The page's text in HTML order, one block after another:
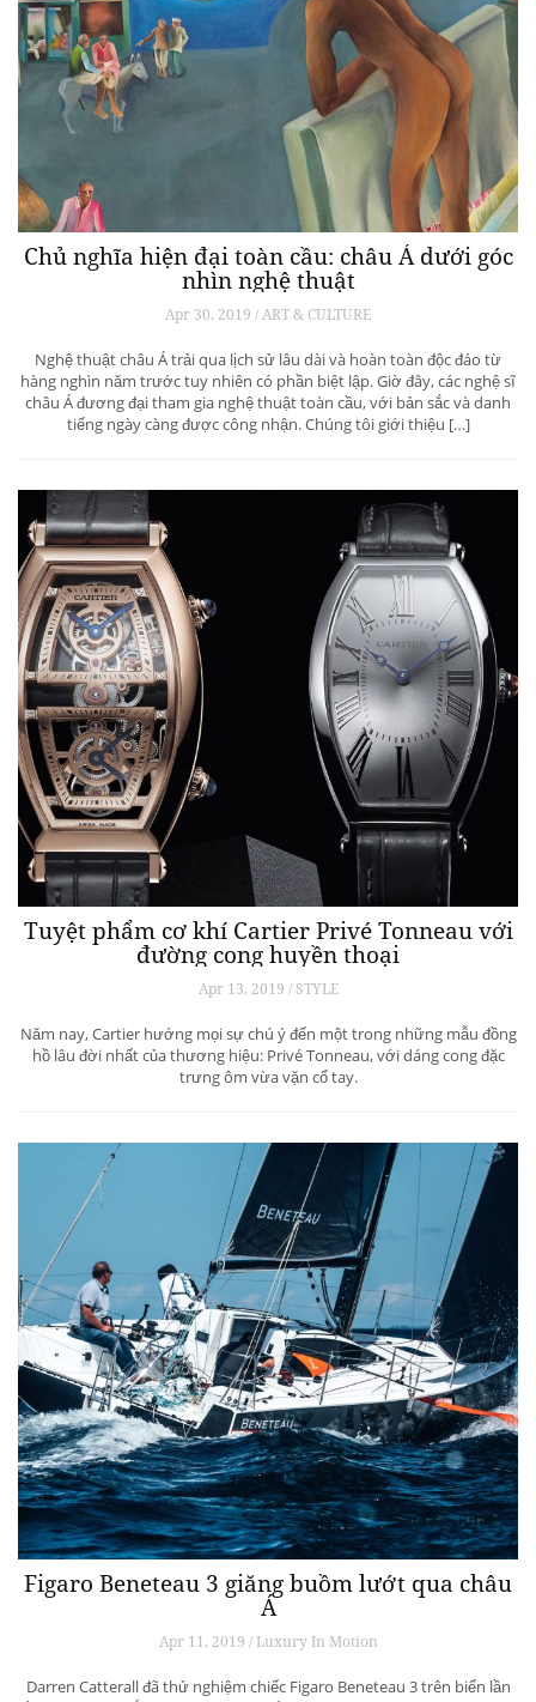
Chủ nghĩa hiện đại toàn cầu: châu Á dưới góc
nhìn nghệ thuật
Apr 30, 2019 / ART & CULTURE
Nghệ thuật châu Á trải qua lịch sử lâu dài và hoàn toàn độc đáo từ
hàng nghìn năm trước tuy nhiên có phần biệt lập. Giờ đây, các nghệ sĩ
châu Á đương đại tham gia nghệ thuật toàn cầu, với bản sắc và danh
tiếng ngày càng được công nhận. Chúng tôi giới thiệu […]
Tuyệt phẩm cơ khí Cartier Privé Tonneau với
đường cong huyền thoại
Apr 13, 2019 / STYLE
Năm nay, Cartier hướng mọi sự chú ý đến một trong những mẫu đồng
hồ lâu đời nhất của thương hiệu: Privé Tonneau, với dáng cong đặc
trưng ôm vừa vặn cổ tay.
Figaro Beneteau 3 giăng buồm lướt qua châu
Á
Apr 11, 2019 / Luxury In Motion
Darren Catterall đã thử nghiệm chiếc Figaro Beneteau 3 trên biển lần